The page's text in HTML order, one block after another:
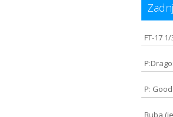
FT-17
P:
Buba